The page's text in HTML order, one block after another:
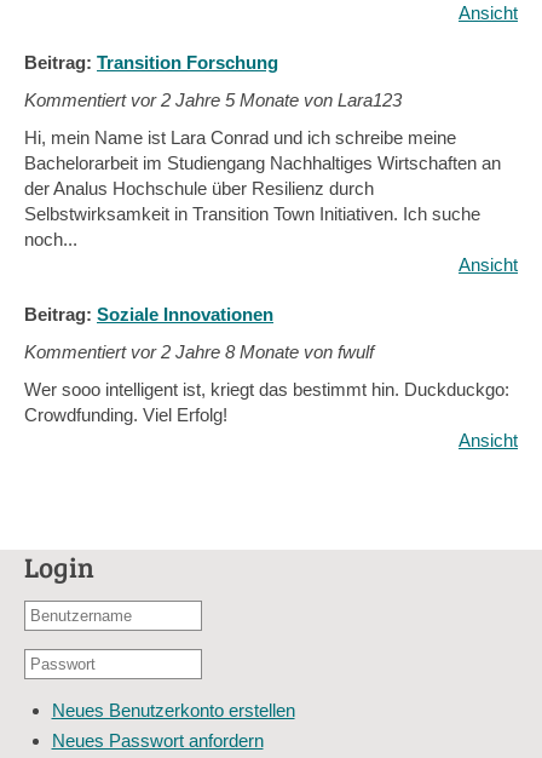
Ansicht
Beitrag: Transition Forschung
Kommentiert vor2 Jahre 5 Monate von Lara123
Hi, mein Name ist Lara Conrad und ich schreibe meine
Bachelorarbeit im Studiengang Nachhaltiges Wirtschaften an
der Analus Hochschule über Resilienz durch
Selbstwirksamkeit in Transition Town Initiativen. Ich suche
noch...
Ansicht
Beitrag: Soziale Innovationen
Kommentiert vor2 Jahre 8 Monate von fwulf
Wer sooo intelligent ist, kriegt das bestimmt hin. Duckduckgo:
Crowdfunding. Viel Erfolg!
Ansicht
Login
Benutzername
E-
Adresse
Passwort
Neues Benutzerkonto erstellen
Neues Passwort anfordern